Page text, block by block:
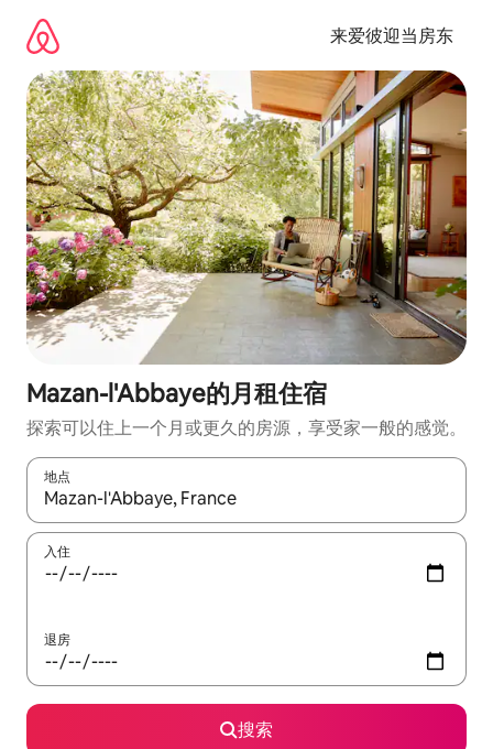
来爱彼迎当房东
Mazan-l'Abbaye的月租住宿
探索可以住上一个月或更久的房源，享受家一般的感觉。
地点
如有搜索结果，请使用上下方向键查看，或通过点击或滑动手势
入住
退房
搜索